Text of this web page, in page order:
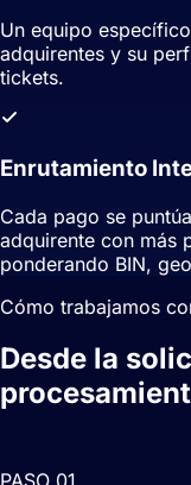
Un equipo
adquirentes y su
tickets.
Enrutamiento
Cada pago se
adquirente con más
ponderando BIN,
Cómo trabajamos
Desde la